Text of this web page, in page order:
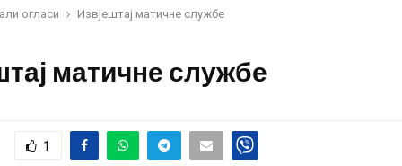
огласи Извјештај матичне службе
матичне службе
1